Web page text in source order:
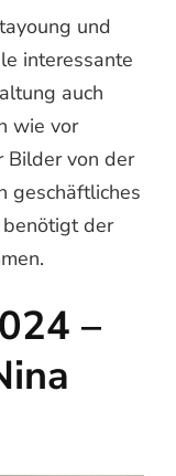
und
interessante
auch
wie vor
Bilder von der
geschäftliches
benötigt der
–